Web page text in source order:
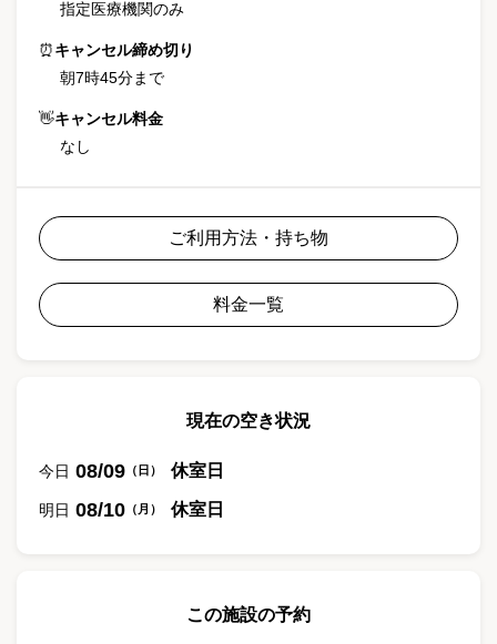
指定医療機関のみ
⏰キャンセル締め切り
朝7時45分まで
👋キャンセル料金
なし
ご利用方法・持ち物
料金一覧
現在の空き状況
今日 08/09 （ 日 ） 休室日
明日 08/10 （ 月 ） 休室日
この施設の予約